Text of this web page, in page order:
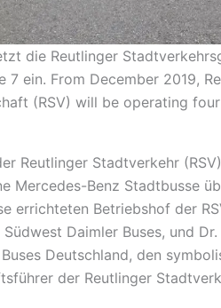
die Reutlinger
7 ein. From December 2019,
(RSV) will be operating
Reutlinger Stadtverkehr
Mercedes-Benz Stadtbusse
errichteten Betriebshof der
Daimler Buses, und
Deutschland, den
der Reutlinger